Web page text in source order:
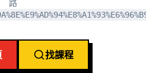
路
找課程